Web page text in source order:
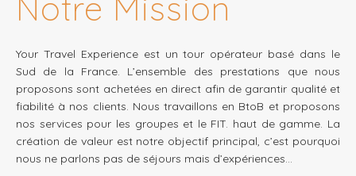
Notre Mission
Your Travel Experience est un tour opérateur basé dans le
Sud de la France. L’ensemble des prestations que nous
proposons sont achetées en direct afin de garantir qualité et
fiabilité à nos clients. Nous travaillons en BtoB et proposons
nos services pour les groupes et le FIT. haut de gamme. La
création de valeur est notre objectif principal, c’est pourquoi
nous ne parlons pas de séjours mais d’expériences…